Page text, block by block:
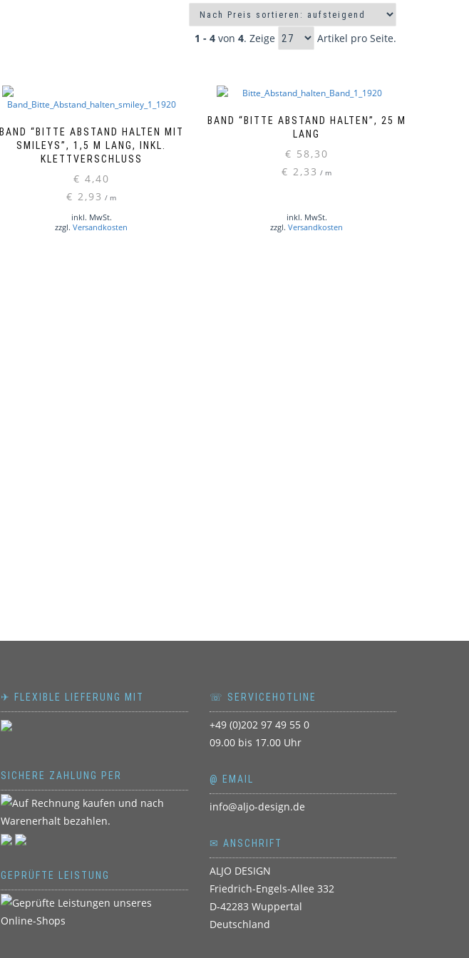
1 - 4 von 4. Zeige Artikel pro Seite.
BAND “BITTE ABSTAND HALTEN MIT
SMILEYS”, 1,5 M LANG, INKL.
KLETTVERSCHLUSS
€ 4,40
€ 2,93 / m
inkl. MwSt.
zzgl.Versandkosten
BAND “BITTE ABSTAND HALTEN”, 25 M
LANG
€ 58,30
€ 2,33 / m
inkl. MwSt.
zzgl.Versandkosten
✈ FLEXIBLE LIEFERUNG MIT
SICHERE ZAHLUNG PER
GEPRÜFTE LEISTUNG
☏ SERVICEHOTLINE
+49 (0)202 97 49 55 0
09.00 bis 17.00 Uhr
@ EMAIL
info@aljo-design.de
✉ ANSCHRIFT
ALJO DESIGN
Friedrich-Engels-Allee 332
D-42283 Wuppertal
Deutschland